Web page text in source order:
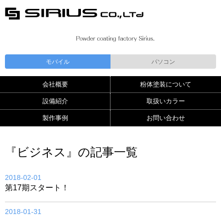
モバイル パソコン
会社概要 粉体塗装について
設備紹介 取扱いカラー
製作事例 お問い合わせ
『ビジネス』の記事一覧
2018-02-01
第17期スタート！
2018-01-31